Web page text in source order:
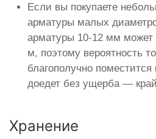
Если вы покупаете
арматуры малых
арматуры 10-12 мм может
м, поэтому вероятность
благополучно
доедет без ущерба —
Хранение